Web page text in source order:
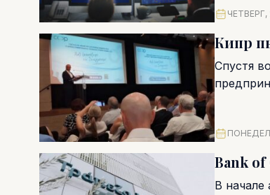
Кипр
Спустя
Bank of
В начале